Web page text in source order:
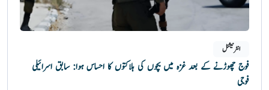
انٹرنیشنل
فوج چھوڑنے کے بعد غزہ میں بچوں کی ہلاکتوں کا احساس ہوا: سابق اسرائیلی
فوجی